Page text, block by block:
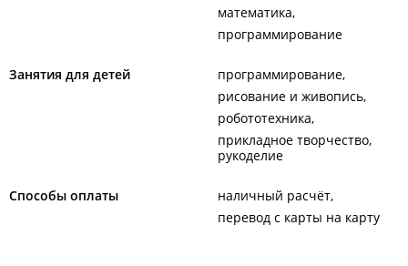
математика
программирование
Занятия для детей
программирование
рисование и живопись
робототехника
прикладное творчество,
рукоделие
Способы оплаты
наличный расчёт
перевод с карты на карту